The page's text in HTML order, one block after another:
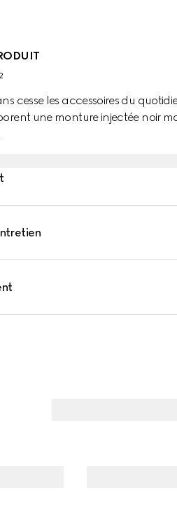
cesse les accessoires du
une monture injectée noir